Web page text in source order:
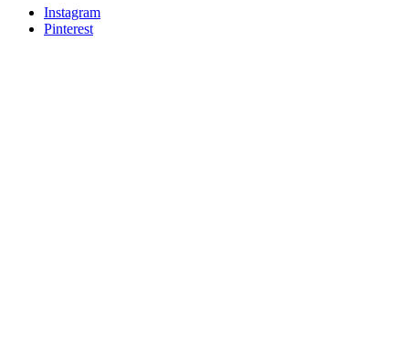
Instagram
Pinterest